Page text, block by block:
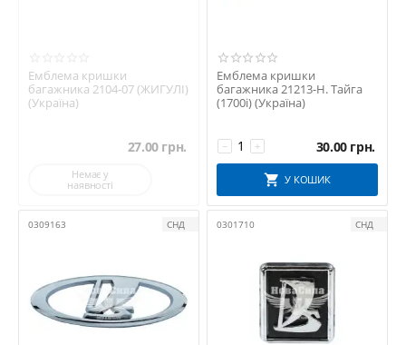
Емблема кришки
багажника 2104-07 (ЖИГУЛІ)
(Україна)
27.00 грн.
Немає у
наявності
Емблема кришки
багажника 21213-Н. Тайга
(1700i) (Україна)
+
− 30.00 грн.
У КОШИК
0309163 СНД 0301710 СНД